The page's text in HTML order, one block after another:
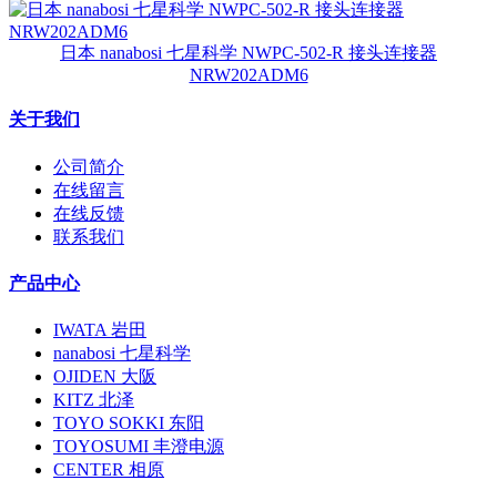
日本 nanabosi 七星科学 NWPC-502-R 接头连接器
NRW202ADM6
关于我们
公司简介
在线留言
在线反馈
联系我们
产品中心
IWATA 岩田
nanabosi 七星科学
OJIDEN 大阪
KITZ 北泽
TOYO SOKKI 东阳
TOYOSUMI 丰澄电源
CENTER 相原